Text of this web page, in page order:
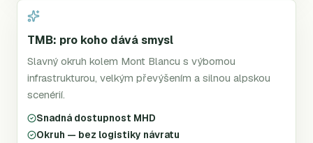
TMB: pro koho dává smysl
Slavný okruh kolem Mont Blancu s výbornou
infrastrukturou, velkým převýšením a silnou alpskou
scenérií.
Snadná dostupnost MHD
Okruh — bez logistiky návratu